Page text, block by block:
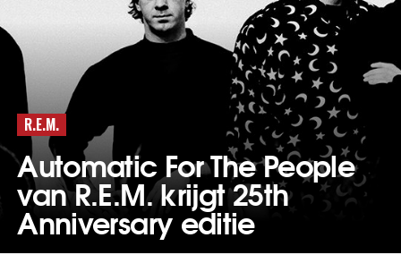
R.E.M.
Automatic For The People
van R.E.M. krijgt 25th
Anniversary editie